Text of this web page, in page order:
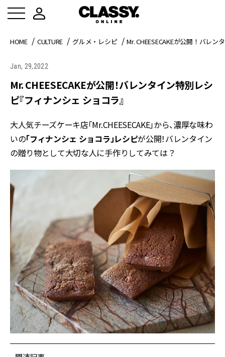
HOME CULTURE グルメ・レシピ Mr. CHEESECAKEが公開！バレ
Jan, 29,2022
Mr. CHEESECAKEが公開！バレンタイン特別レシ
ピ『フィナンシェ ショコラ』
大人気チーズケーキ店「Mr.CHEESECAKE」から、濃厚な味わ
いの「フィナンシェ ショコラ」レシピが公開！バレンタイン
の贈り物として大切な人に手作りしてみては？